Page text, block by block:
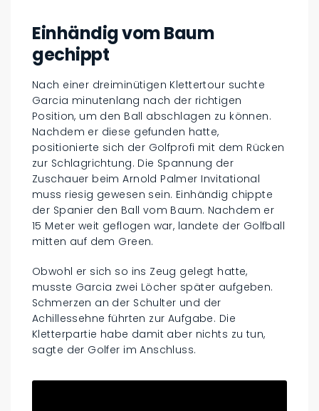
Einhändig vom Baum
gechippt
Nach einer dreiminütigen Klettertour suchte
Garcia minutenlang nach der richtigen
Position, um den Ball abschlagen zu können.
Nachdem er diese gefunden hatte,
positionierte sich der Golfprofi mit dem Rücken
zur Schlagrichtung. Die Spannung der
Zuschauer beim Arnold Palmer Invitational
muss riesig gewesen sein. Einhändig chippte
der Spanier den Ball vom Baum. Nachdem er
15 Meter weit geflogen war, landete der Golfball
mitten auf dem Green.
Obwohl er sich so ins Zeug gelegt hatte,
musste Garcia zwei Löcher später aufgeben.
Schmerzen an der Schulter und der
Achillessehne führten zur Aufgabe. Die
Kletterpartie habe damit aber nichts zu tun,
sagte der Golfer im Anschluss.